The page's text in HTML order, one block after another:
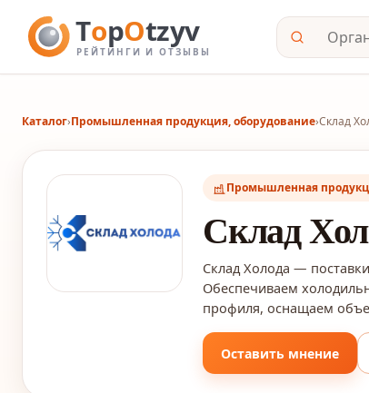
Каталог›Промышленная продукция, оборудование›Склад
Промышленная
Склад
Склад Холода —
Обеспечиваем
профиля, оснащаем
Оставить мнение